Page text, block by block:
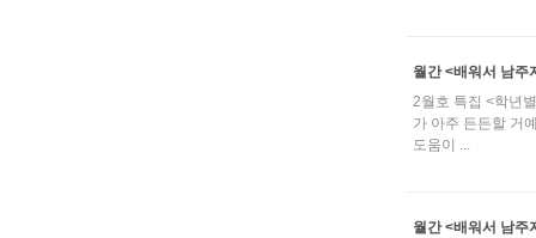
월간 <배워서 남주
2월호 특집 <학년
가 아주 든든할 거
도움이 ...
월간 <배워서 남주